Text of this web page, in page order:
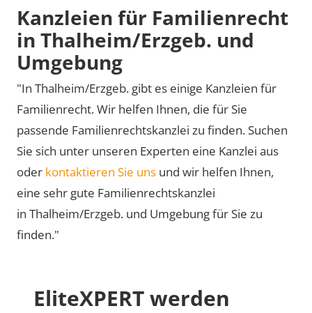
Kanzleien für Familienrecht
in Thalheim/Erzgeb. und
Umgebung
"In Thalheim/Erzgeb. gibt es einige Kanzleien für
Familienrecht. Wir helfen Ihnen, die für Sie
passende Familienrechtskanzlei zu finden. Suchen
Sie sich unter unseren Experten eine Kanzlei aus
oder kontaktieren Sie uns und wir helfen Ihnen,
eine sehr gute Familienrechtskanzlei
in Thalheim/Erzgeb. und Umgebung für Sie zu
finden."
EliteXPERT werden